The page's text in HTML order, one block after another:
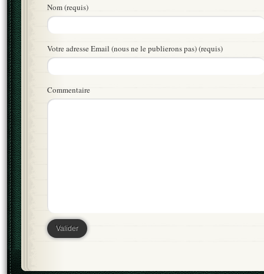
Nom (requis)
Votre adresse Email (nous ne le publierons pas) (requis)
Commentaire